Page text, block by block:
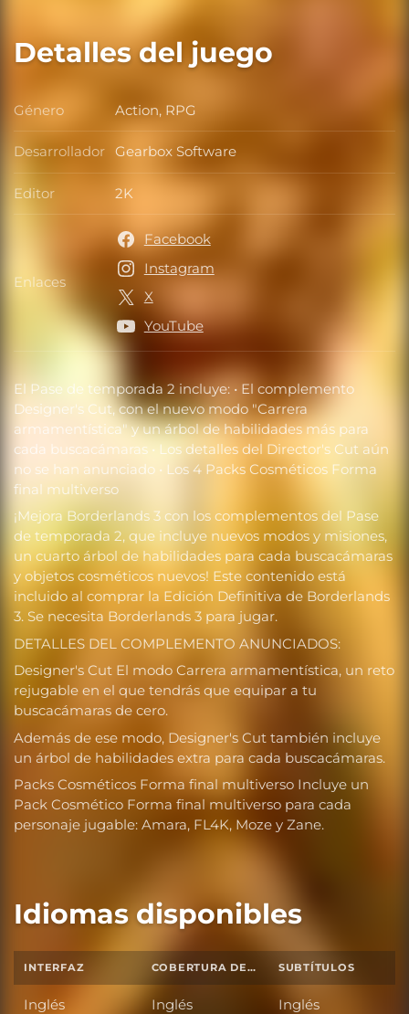
Detalles del juego
El Pase de temporada 2 incluye: • El complemento
Designer's Cut, con el nuevo modo "Carrera
armamentística" y un árbol de habilidades más para
cada buscacámaras • Los detalles del Director's Cut aún
no se han anunciado • Los 4 Packs Cosméticos Forma
final multiverso
¡Mejora Borderlands 3 con los complementos del Pase
de temporada 2, que incluye nuevos modos y misiones,
un cuarto árbol de habilidades para cada buscacámaras
y objetos cosméticos nuevos! Este contenido está
incluido al comprar la Edición Definitiva de Borderlands
3. Se necesita Borderlands 3 para jugar.
DETALLES DEL COMPLEMENTO ANUNCIADOS:
Designer's Cut El modo Carrera armamentística, un reto
rejugable en el que tendrás que equipar a tu
buscacámaras de cero.
Además de ese modo, Designer's Cut también incluye
un árbol de habilidades extra para cada buscacámaras.
Packs Cosméticos Forma final multiverso Incluye un
Pack Cosmético Forma final multiverso para cada
personaje jugable: Amara, FL4K, Moze y Zane.
Género Género
Action, RPG
Desarrollador Desarrollador
Gearbox Software
Editor Editor
2K
Enlaces Enlaces
Facebook
Instagram
X
YouTube
Idiomas disponibles
INTERFAZ COBERTURA DE SONIDO TOTAL SUBTÍTULOS
Inglés Inglés Inglés